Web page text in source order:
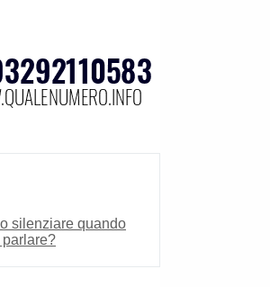
silenziare quando